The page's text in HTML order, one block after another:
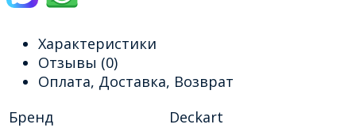
Характеристики
Отзывы (0)
Оплата, Доставка, Возврат
Бренд
Deckart